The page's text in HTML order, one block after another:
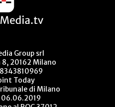
Group srl
8, 20162 Milano
Today
di Milano
06.06.2019